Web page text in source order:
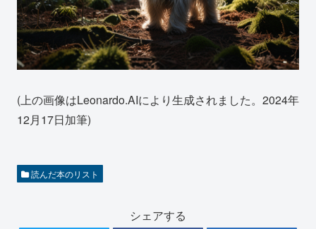
(上の画像はLeonardo.AIにより生成されました。2024年
12月17日加筆)
読んだ本のリスト
シェアする